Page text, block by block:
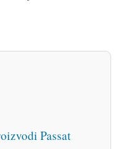
Passat